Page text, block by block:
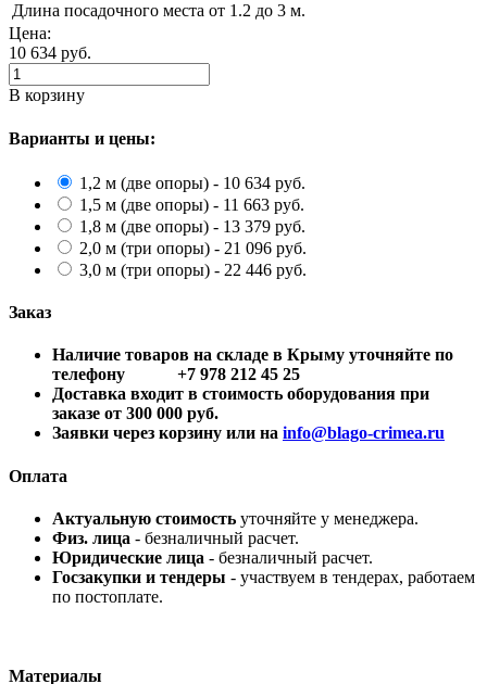
Длина посадочного места от 1.2 до 3 м.
Цена:
10 634 руб.
В корзину
Варианты и цены:
1,2 м (две опоры) - 10 634 руб.
1,5 м (две опоры) - 11 663 руб.
1,8 м (две опоры) - 13 379 руб.
2,0 м (три опоры) - 21 096 руб.
3,0 м (три опоры) - 22 446 руб.
Заказ
Наличие товаров на складе в Крыму уточняйте по
телефону +7 978 212 45 25
Доставка входит в стоимость оборудования при
заказе от 300 000 руб.
Заявки через корзину или на info@blago-crimea.ru
Оплата
Актуальную стоимость уточняйте у менеджера.
Физ. лица - безналичный расчет.
Юридические лица - безналичный расчет.
Госзакупки и тендеры - участвуем в тендерах, работаем
по постоплате.
Материалы